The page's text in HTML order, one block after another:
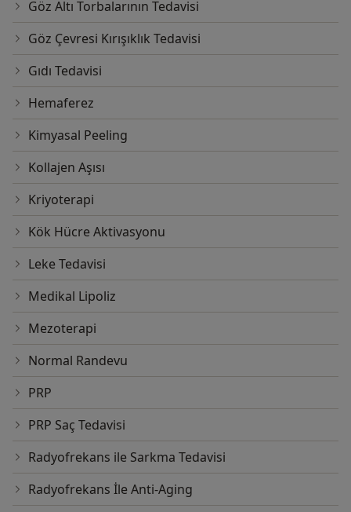
Göz Altı Torbalarının Tedavisi
Göz Çevresi Kırışıklık Tedavisi
Gıdı Tedavisi
Hemaferez
Kimyasal Peeling
Kollajen Aşısı
Kriyoterapi
Kök Hücre Aktivasyonu
Leke Tedavisi
Medikal Lipoliz
Mezoterapi
Normal Randevu
PRP
PRP Saç Tedavisi
Radyofrekans ile Sarkma Tedavisi
Radyofrekans İle Anti-Aging